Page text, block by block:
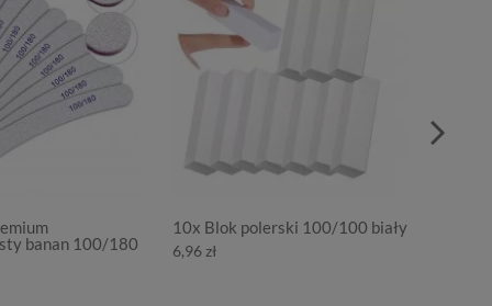
banan 100/180
10x Blok polerski 100/100 biały
6,96 zł